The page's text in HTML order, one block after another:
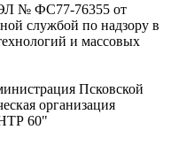
№ ФС77-76355 от
службой по надзору в
и массовых
Псковской
организация
60"